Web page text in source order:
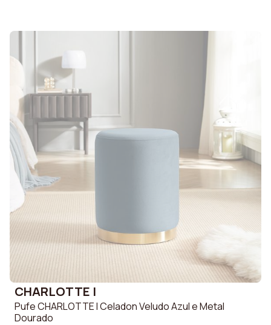
CHARLOTTE I
Pufe CHARLOTTE I Celadon Veludo Azul e Metal
Dourado